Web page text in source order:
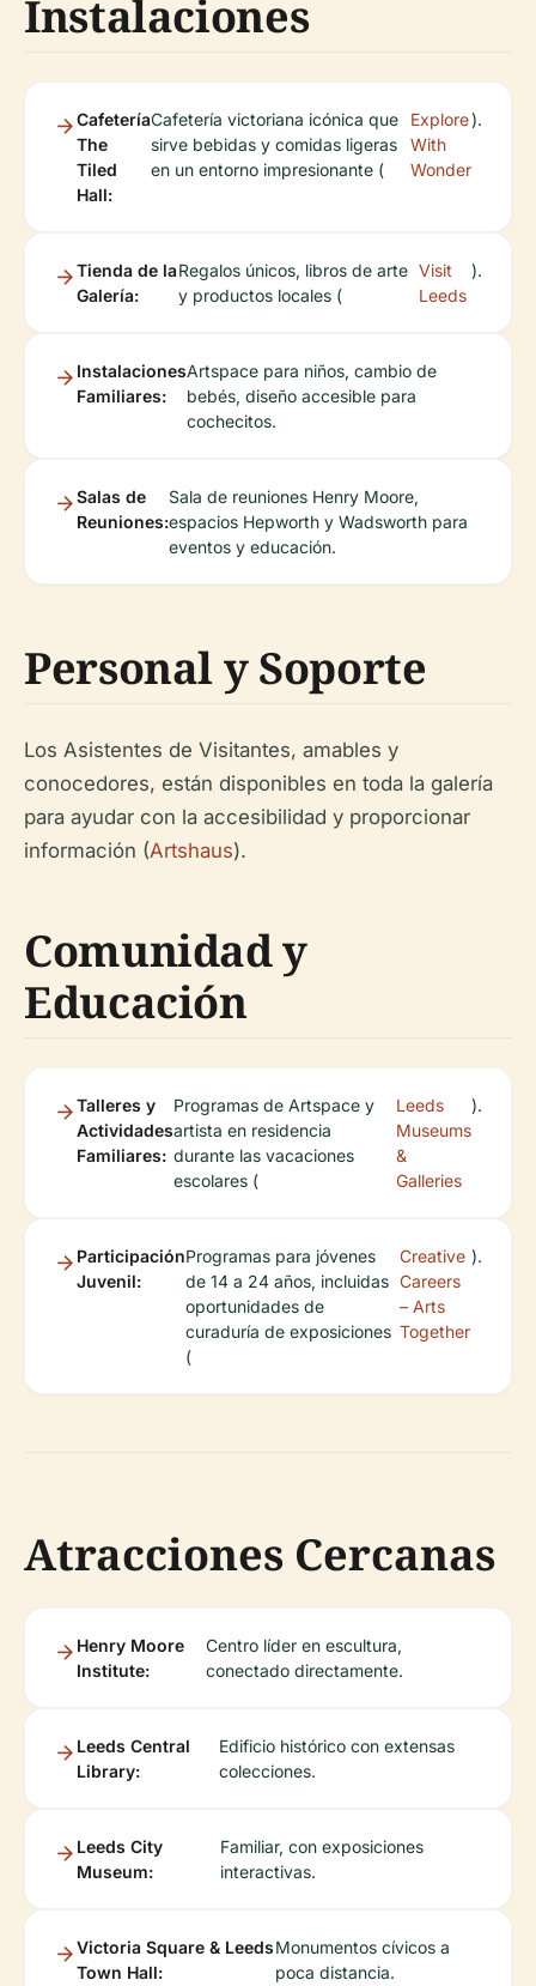
Instalaciones
Cafetería
The
Tiled
Hall:
Cafetería victoriana icónica que
sirve bebidas y comidas ligeras
en un entorno impresionante (
Explore
With
Wonder
).
Tienda de la
Galería:
Regalos únicos, libros de arte
y productos locales (
Visit
Leeds
).
Instalaciones
Familiares:
Artspace para niños, cambio de
bebés, diseño accesible para
cochecitos.
Salas de
Reuniones:
Sala de reuniones Henry Moore,
espacios Hepworth y Wadsworth para
eventos y educación.
Personal y Soporte
Los Asistentes de Visitantes, amables y
conocedores, están disponibles en toda la galería
para ayudar con la accesibilidad y proporcionar
información (Artshaus).
Comunidad y
Educación
Talleres y
Actividades
Familiares:
Programas de Artspace y
artista en residencia
durante las vacaciones
escolares (
Leeds
Museums
&
Galleries
).
Participación
Juvenil:
Programas para jóvenes
de 14 a 24 años, incluidas
oportunidades de
curaduría de exposiciones
(
Creative
Careers
– Arts
Together
).
Atracciones Cercanas
Henry Moore
Institute:
Centro líder en escultura,
conectado directamente.
Leeds Central
Library:
Edificio histórico con extensas
colecciones.
Leeds City
Museum:
Familiar, con exposiciones
interactivas.
Victoria Square & Leeds
Town Hall:
Monumentos cívicos a
poca distancia.